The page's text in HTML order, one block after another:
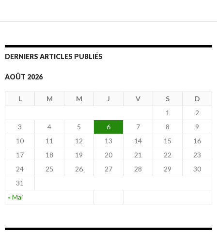
DERNIERS ARTICLES PUBLIÉS
AOÛT 2026
L M M J V S D
« Mai
1
2
3
4 5 6 7 8
9
10
11 12 13 14 15
16
17
18 19 20 21 22
23
24
25 26 27 28 29
30
31